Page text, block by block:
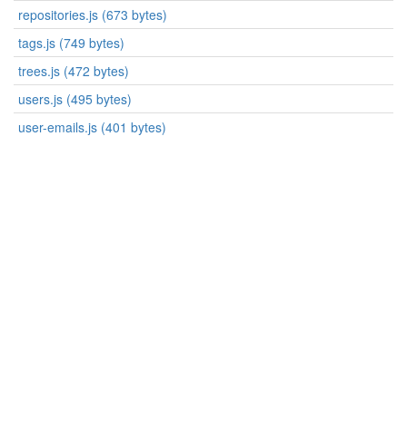
repositories.js (673 bytes)
tags.js (749 bytes)
trees.js (472 bytes)
users.js (495 bytes)
user-emails.js (401 bytes)